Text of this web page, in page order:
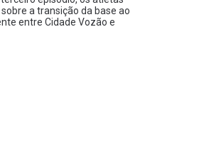
a transição da base ao
entre Cidade Vozão e